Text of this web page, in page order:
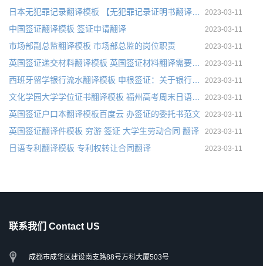
2023-03-11
中国签证翻译模板 签证申请翻译 2023-03-11
市场部副总监翻译模板 市场部总监的岗位职责 2023-03-11
2023-03-11
2023-03-11
2023-03-11
英国签证户口本翻译模板百度云 办签证的委托书范文 2023-03-11
英国签证翻译件模板 穷游 签证 大学生劳动合同 翻译 2023-03-11
日语专利翻译模板 专利权转让合同翻译 2023-03-11
联系我们 Contact US
成都市成华区建设南支路88号万科大厦503号